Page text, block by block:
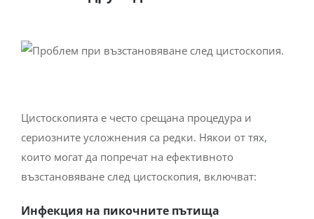
Цистоскопията е често срещана процедура и
сериозните усложнения са редки. Някои от тях,
които могат да попречат на ефективното
възстановяване след цистоскопия, включват:
Инфекция на пикочните пътища